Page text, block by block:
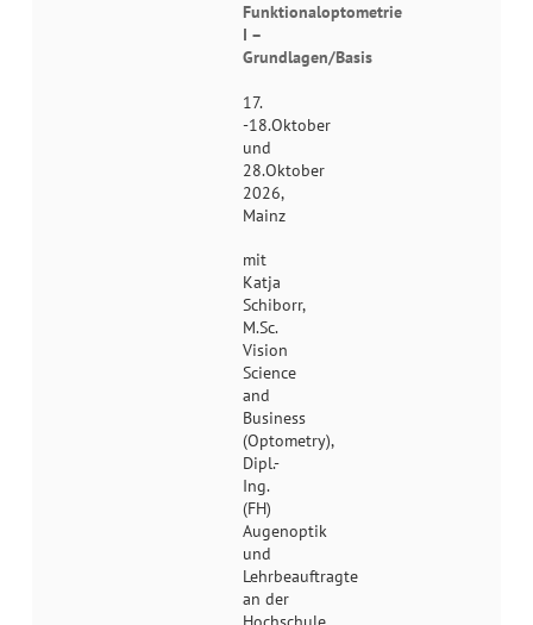
Funktionaloptometrie
I –
Grundlagen/Basis
17.
-18.Oktober
und
28.Oktober
2026,
Mainz
mit
Katja
Schiborr,
M.Sc.
Vision
Science
and
Business
(Optometry),
Dipl.-
Ing.
(FH)
Augenoptik
und
Lehrbeauftragte
an der